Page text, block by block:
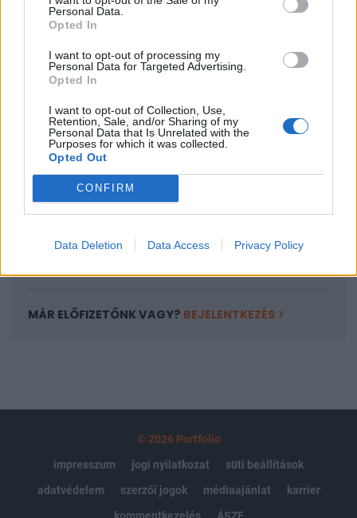
Personal Data.
Opted In
I want to opt-out of processing my
Personal Data for Targeted Advertising.
Opted In
I want to opt-out of Collection, Use,
Retention, Sale, and/or Sharing of my
Personal Data that Is Unrelated with the
Purposes for which it was collected.
Opted Out
CONFIRM
Data Deletion Data Access Privacy Policy
plusz pénz. Ez a plusz pénz a következő tételekből...
KEDVES OLVASÓNK!
A keresett cikk a portfolio.hu hírarchívumához
tartozik, melynek olvasása előfizetéses
regisztrációhoz kötött.
Az előfizetés a következőket tartalmazza:
Portfolio.hu teljes cikkarchívum
Kötéslisták: BÉT elmúlt 2 év napon belüli
kötéslistái
MÁR ELŐFIZETŐNK VAGY? BEJELENTKEZÉS
© 2026 Portfolio
impresszum
jogi nyilatkozat
süti beállítások
adatvédelem
szerzői jogok médiaajánlat
karrier
kommentkezelés
ÁSZF